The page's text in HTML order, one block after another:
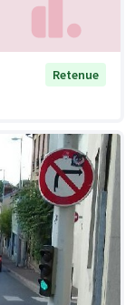
Retenue